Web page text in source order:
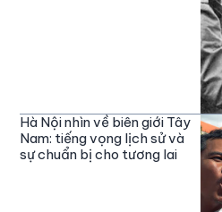
Hà Nội nhìn về biên giới Tây
Nam: tiếng vọng lịch sử và
sự chuẩn bị cho tương lai